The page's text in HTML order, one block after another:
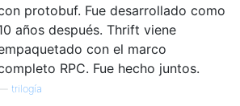
protobuf. Fue desarrollado como
años después. Thrift viene
con el marco
RPC. Fue hecho juntos.
trilogía